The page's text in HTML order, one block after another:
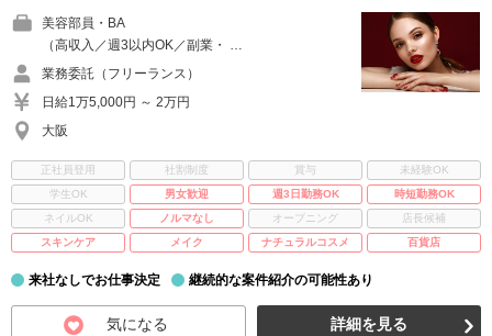
美容部員・BA
（高収入／週3以内OK／副業・ …
業務委託（フリーランス）
日給1万5,000円 ～ 2万円
大阪
正社員登用 社割制度 賞与
未経験OK
学生OK
男女歓迎 週3日勤務OK
時短勤務OK
ネイルOK
ノルマなし オープニング
店長候補
スキンケア
メイク ナチュラルコスメ 百貨店
来社なしでお仕事決定 継続的な案件紹介の可能性あり
気になる 詳細を見る